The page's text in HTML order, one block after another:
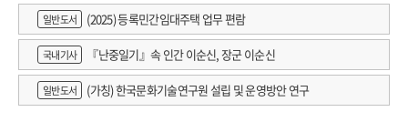
일반도서 (2025) 등록민간임대주택 업무 편람
국내기사 『난중일기』속 인간 이순신, 장군 이순신
일반도서 (가칭) 한국문화기술연구원 설립 및 운영방안 연구